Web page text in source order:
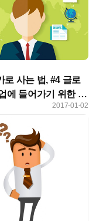
로 사는 법, #4 글로
에 들어가기 위한 준
2017-01-02